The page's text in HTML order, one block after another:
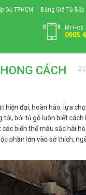
Gỗ TPHCM Bảng Giá Tủ Bếp
Mr Hoà
CÁCH
5
hiện đại, hoàn hảo, lựa
bởi tủ gỗ luôn biết
biến thể màu sắc hài
phần lớn vào sở thích,